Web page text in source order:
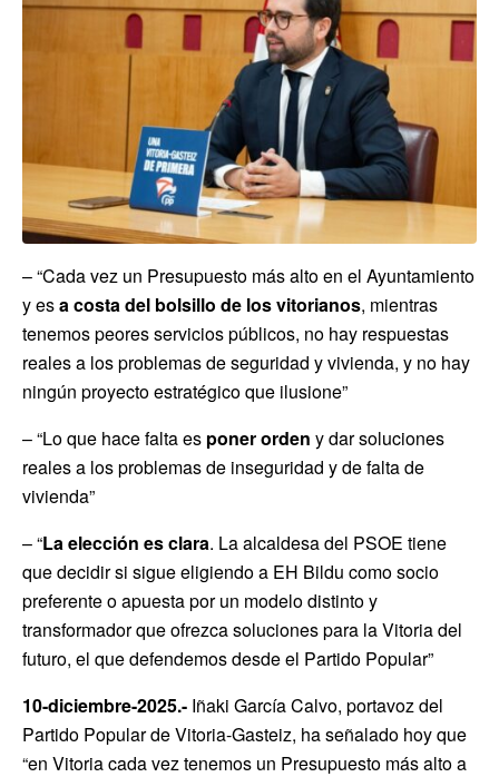
– “Cada vez un Presupuesto más alto en el Ayuntamiento
y esa costa del bolsillo de los vitorianos, mientras
tenemos peores servicios públicos, no hay respuestas
reales a los problemas de seguridad y vivienda, y no hay
ningún proyecto estratégico que ilusione”
– “Lo que hace falta es poner orden y dar soluciones
reales a los problemas de inseguridad y de falta de
vivienda”
– “La elección es clara. La alcaldesa del PSOE tiene
que decidir si sigue eligiendo a EH Bildu como socio
preferente o apuesta por un modelo distinto y
transformador que ofrezca soluciones para la Vitoria del
futuro, el que defendemos desde el Partido Popular”
10-diciembre-2025.- Iñaki García Calvo, portavoz del
Partido Popular de Vitoria-Gasteiz, ha señalado hoy que
“en Vitoria cada vez tenemos un Presupuesto más alto a